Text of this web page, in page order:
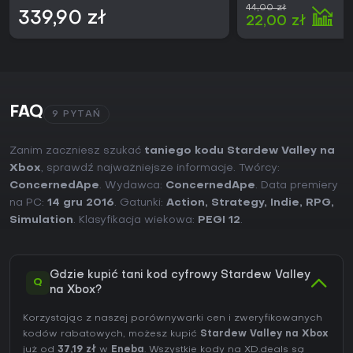
339,90 zł
44,00 zł
22,00 zł
FAQ 9 PYTAŃ
Zanim zaczniesz szukać taniego kodu Stardew Valley na
Xbox, sprawdź najważniejsze informacje. Twórcy:
ConcernedApe. Wydawca: ConcernedApe. Data premiery
na PC: 14 gru 2016. Gatunki: Action, Strategy, Indie, RPG,
Simulation. Klasyfikacja wiekowa: PEGI 12.
Q
Gdzie kupić tani kod cyfrowy Stardew Valley
na Xbox?
Korzystając z naszej porównywarki cen i zweryfikowanych
kodów rabatowych, możesz kupić Stardew Valley na Xbox
już od 37,19 zł w Eneba . Wszystkie kody na XD.deals są